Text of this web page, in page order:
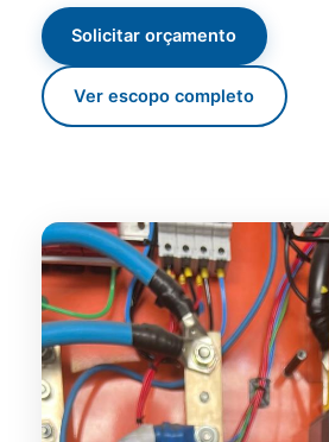
Solicitar orçamento
Ver escopo completo